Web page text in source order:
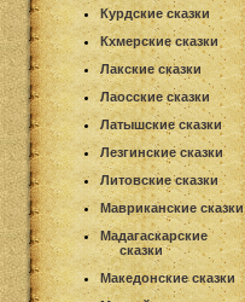
Курдские сказки
Кхмерские сказки
Лакские сказки
Лаосские сказки
Латышские сказки
Лезгинские сказки
Литовские сказки
Мавриканские сказки
Мадагаскарские
сказки
Македонские сказки